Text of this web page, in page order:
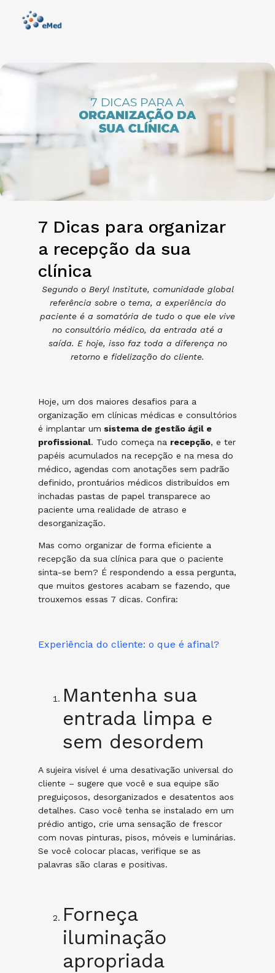
7 Dicas para organizar
a recepção da sua
clínica
Segundo o Beryl Institute, comunidade global
referência sobre o tema, a experiência do
paciente é a somatória de tudo o que ele vive
no consultório médico, da entrada até a
saída. E hoje, isso faz toda a diferença no
retorno e fidelização do cliente.
Hoje, um dos maiores desafios para a
organização em clínicas médicas e consultórios
é implantar um sistema de gestão ágil e
profissional. Tudo começa na recepção, e ter
papéis acumulados na recepção e na mesa do
médico, agendas com anotações sem padrão
definido, prontuários médicos distribuídos em
inchadas pastas de papel transparece ao
paciente uma realidade de atraso e
desorganização.
Mas como organizar de forma eficiente a
recepção da sua clínica para que o paciente
sinta-se bem? É respondendo a essa pergunta,
que muitos gestores acabam se fazendo, que
trouxemos essas 7 dicas. Confira:
Experiência do cliente: o que é afinal?
Mantenha sua
entrada limpa e
sem desordem
A sujeira visível é uma desativação universal do
cliente – sugere que você e sua equipe são
preguiçosos, desorganizados e desatentos aos
detalhes. Caso você tenha se instalado em um
prédio antigo, crie uma sensação de frescor
com novas pinturas, pisos, móveis e luminárias.
Se você colocar placas, verifique se as
palavras são claras e positivas.
Forneça
iluminação
apropriada